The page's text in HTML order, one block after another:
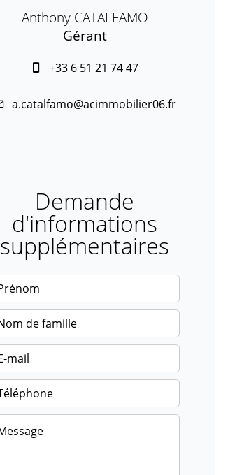
Anthony CATALFAMO
Gérant
+33 6 51 21 74 47
a.catalfamo@acimmobilier06.fr
Demande
d'informations
supplémentaires